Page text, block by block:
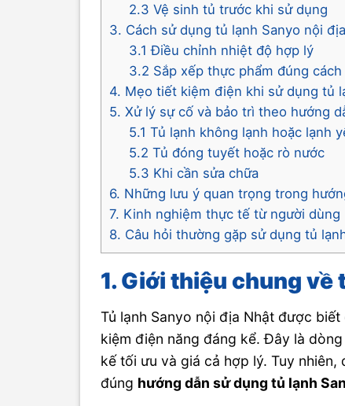
2.3 Vệ sinh tủ trước khi sử dụng
3. Cách sử dụng tủ lạnh Sanyo nội
3.1 Điều chỉnh nhiệt độ hợp lý
3.2 Sắp xếp thực phẩm đúng cách
4. Mẹo tiết kiệm điện khi sử dụng tủ
5. Xử lý sự cố và bảo trì theo hướng
5.1 Tủ lạnh không lạnh hoặc lạnh
5.2 Tủ đóng tuyết hoặc rò nước
5.3 Khi cần sửa chữa
6. Những lưu ý quan trọng trong
7. Kinh nghiệm thực tế từ người dùng
8. Câu hỏi thường gặp sử dụng tủ
1. Giới thiệu chung về
Tủ lạnh Sanyo nội địa Nhật được
kiệm điện năng đáng kể. Đây là
kế tối ưu và giá cả hợp lý. Tuy
đúng hướng dẫn sử dụng tủ lạnh